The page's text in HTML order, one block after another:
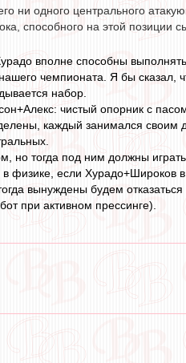
ни одного центрального
способного на этой позиции
вполне способны
чемпионата. Я бы сказал,
набор.
чистый опорник с
каждый занимался своим
тогда под ним должны
физике, если Хурадо+Широков
вынуждены будем
при активном прессинге).